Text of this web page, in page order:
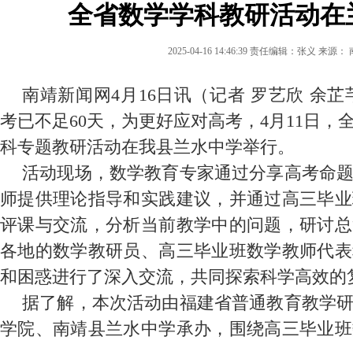
全省数学学科教研活动
2025-04-16 14:46:39 责任编辑：张义 来源：
南靖新闻网4月16日讯（记者 罗艺欣 余芷
考已不足60天，为更好应对高考，4月11日，
科专题教研活动在我县兰水中学举行。
活动现场，数学教育专家通过分享高考命
师提供理论指导和实践建议，并通过高三毕
评课与交流，分析当前教学中的问题，研讨
各地的数学教研员、高三毕业班数学教师代
和困惑进行了深入交流，共同探索科学高效的
据了解，本次活动由福建省普通教育教学
学院、南靖县兰水中学承办，围绕高三毕业